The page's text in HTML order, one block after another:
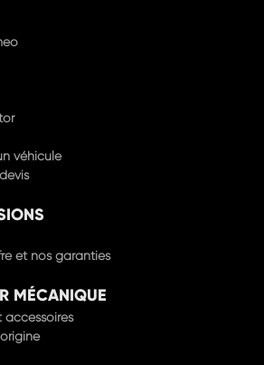
véhicule
et nos garanties
MÉCANIQUE
accessoires